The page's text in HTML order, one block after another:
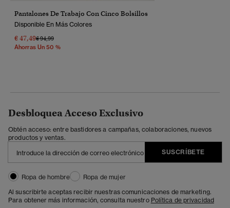
Pantalones De Trabajo Con Cinco Bolsillos
Disponible En Más Colores
€ 47,49Precio Rebajado De
€ 94,99A
Ahorras Un 50 %
Desbloquea Acceso Exclusivo
Obtén acceso: entre bastidores a campañas, colaboraciones, nuevos
productos y ventas.
SUSCRÍBETE
Ropa de hombre
Ropa de mujer
Al suscribirte aceptas recibir nuestras comunicaciones de marketing.
Para obtener más información, consulta nuestro Política de privacidad